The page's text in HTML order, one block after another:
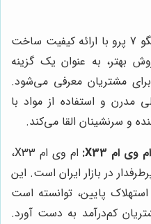
در این مقایسه، فونیکس تیگو 7 پرو با ارائه کیفیت ساخت
بهتر، به عنوان یک گزینه
مشتریان معرفی می‌شود.
مدرن و استفاده از مواد با
و سرنشینان القا می‌کند.
ام وی ام X33،
در بازار ایران است. این
پایین، توانسته است
کم‌درآمد به دست آورد.